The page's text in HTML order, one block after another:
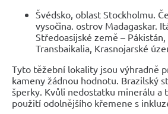
Švédsko, oblast Stockholmu.
vysočina. ostrov Madagaskar.
Středoasijské země –
Transbaikalia, Krasnojarské
Tyto těžební lokality jsou výhradně
kameny žádnou hodnotu. Brazilský
šperky. Kvůli nedostatku minerálu a
použití odolnějšího křemene s